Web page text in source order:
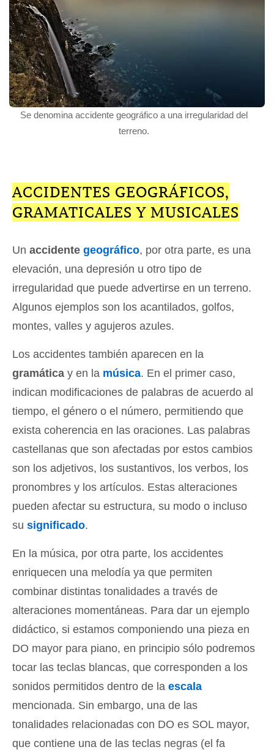
Se denomina accidente geográfico a una irregularidad del
terreno.
ACCIDENTES GEOGRÁFICOS,
GRAMATICALES Y MUSICALES
Un accidente geográfico, por otra parte, es una
elevación, una depresión u otro tipo de
irregularidad que puede advertirse en un terreno.
Algunos ejemplos son los acantilados, golfos,
montes, valles y agujeros azules.
Los accidentes también aparecen en la
gramática y en la música. En el primer caso,
indican modificaciones de palabras de acuerdo al
tiempo, el género o el número, permitiendo que
exista coherencia en las oraciones. Las palabras
castellanas que son afectadas por estos cambios
son los adjetivos, los sustantivos, los verbos, los
pronombres y los artículos. Estas alteraciones
pueden afectar su estructura, su modo o incluso
su significado.
En la música, por otra parte, los accidentes
enriquecen una melodía ya que permiten
combinar distintas tonalidades a través de
alteraciones momentáneas. Para dar un ejemplo
didáctico, si estamos componiendo una pieza en
DO mayor para piano, en principio sólo podremos
tocar las teclas blancas, que corresponden a los
sonidos permitidos dentro de la escala
mencionada. Sin embargo, una de las
tonalidades relacionadas con DO es SOL mayor,
que contiene una de las teclas negras (el fa